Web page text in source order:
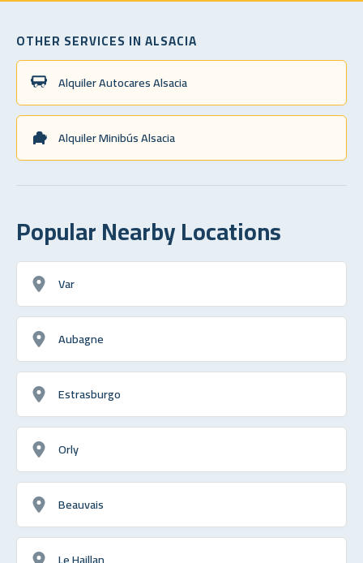
OTHER SERVICES IN ALSACIA
Alquiler Autocares Alsacia
Alquiler Minibús Alsacia
Popular Nearby Locations
Var
Aubagne
Estrasburgo
Orly
Beauvais